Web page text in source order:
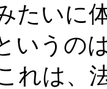
たいに
いうの
れは、